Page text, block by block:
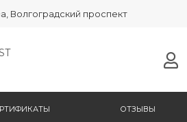
Волгоградский проспект 32к10
ОТЗЫВЫ